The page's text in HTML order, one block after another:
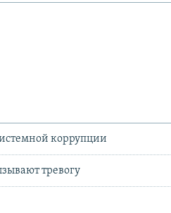
коррупции
тревогу